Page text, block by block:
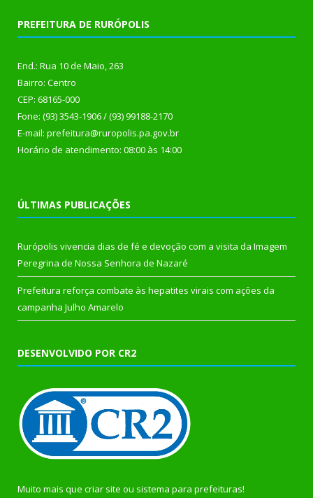
PREFEITURA DE RURÓPOLIS
End.: Rua 10 de Maio, 263
Bairro: Centro
CEP: 68165-000
Fone: (93) 3543-1906 / (93) 99188-2170
E-mail: prefeitura@ruropolis.pa.gov.br
Horário de atendimento: 08:00 às 14:00
ÚLTIMAS PUBLICAÇÕES
Rurópolis vivencia dias de fé e devoção com a visita da Imagem
Peregrina de Nossa Senhora de Nazaré
Prefeitura reforça combate às hepatites virais com ações da
campanha Julho Amarelo
DESENVOLVIDO POR CR2
Muito mais que criar site ou sistema para prefeituras!